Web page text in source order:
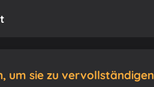
um sie zu vervollständigen